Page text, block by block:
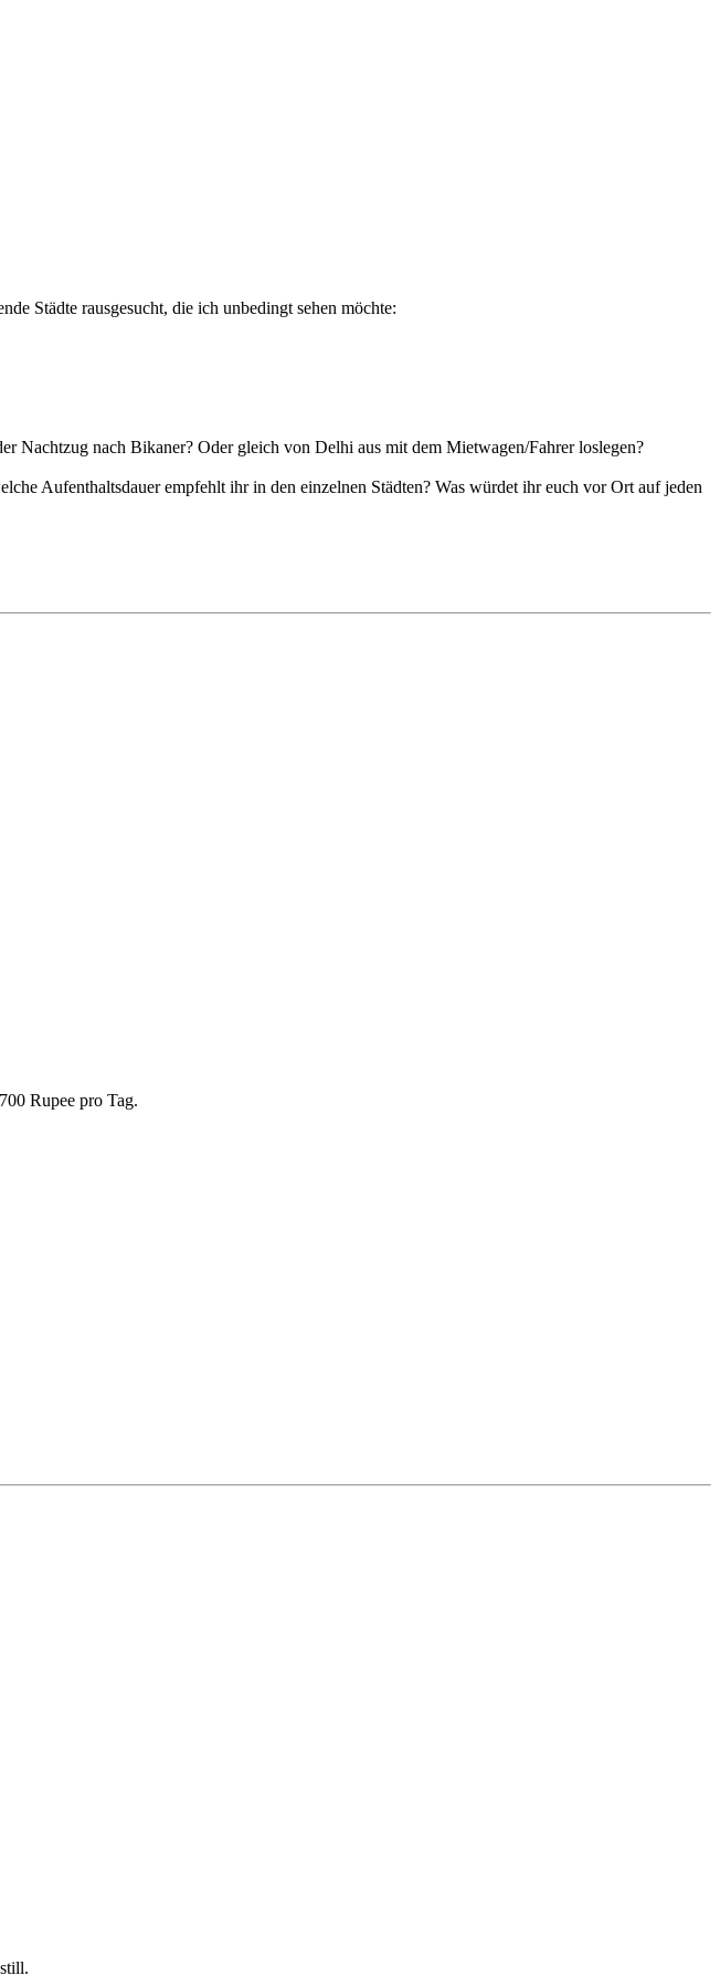
Städte rausgesucht, die ich unbedingt sehen möchte:
Nachtzug nach Bikaner? Oder gleich von Delhi aus mit dem Mietwagen/Fahrer loslegen?
Aufenthaltsdauer empfehlt ihr in den einzelnen Städten? Was würdet ihr euch vor Ort auf jeden
Rupee pro Tag.